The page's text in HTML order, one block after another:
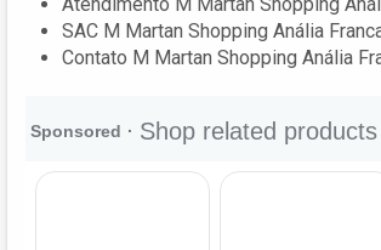
SAC M Martan Shopping Anália
Contato M Martan Shopping Anália